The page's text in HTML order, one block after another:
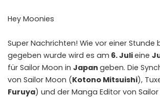
Hey Moonies
Super Nachrichten! Wie vor einer Stunde
gegeben wurde wird es am 6. Julieine
für Sailor Moon in Japan geben. Die
von Sailor Moon (Kotono Mitsuishi),
Furuya) und der Manga Editor von